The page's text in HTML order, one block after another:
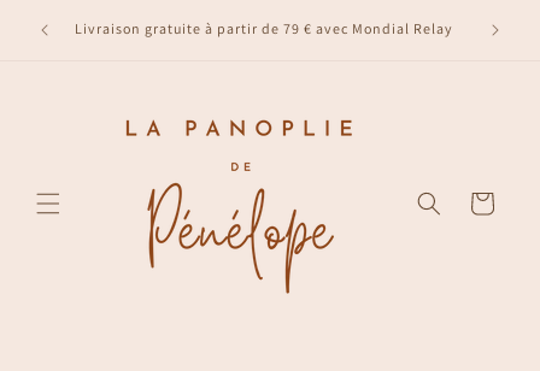
passer
de
Livraison gratuite à partir de 79 € avec Mondial Relay
Panier